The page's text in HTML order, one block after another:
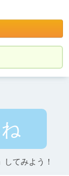
てみよう！